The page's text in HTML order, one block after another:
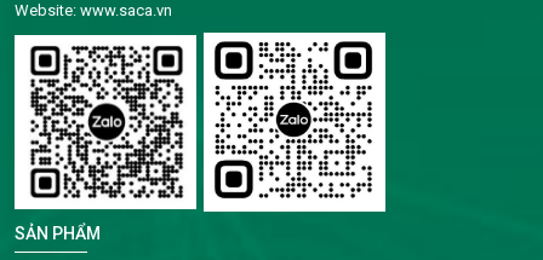
Website: www.saca.vn
SẢN PHẨM